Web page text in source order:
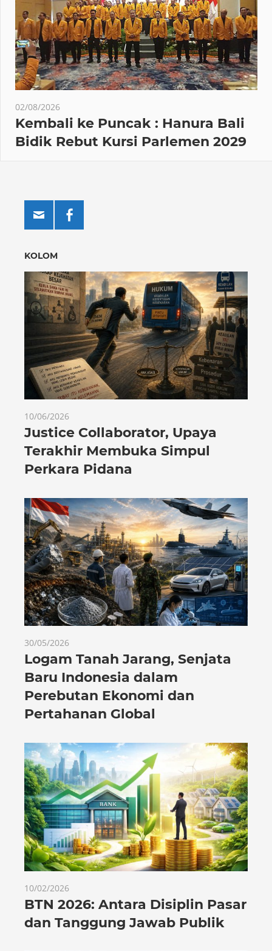
02/08/2026
Kembali ke Puncak : Hanura Bali
Bidik Rebut Kursi Parlemen 2029
KOLOM
10/06/2026
Justice Collaborator, Upaya
Terakhir Membuka Simpul
Perkara Pidana
30/05/2026
Logam Tanah Jarang, Senjata
Baru Indonesia dalam
Perebutan Ekonomi dan
Pertahanan Global
10/02/2026
BTN 2026: Antara Disiplin Pasar
dan Tanggung Jawab Publik